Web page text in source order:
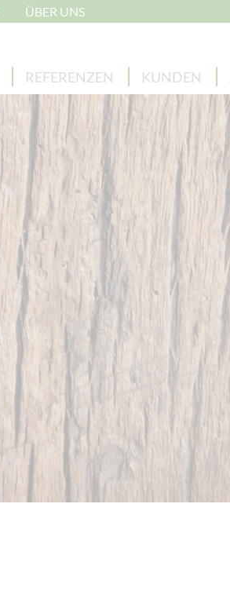
ÜBER UNS
REFERENZEN KUNDEN